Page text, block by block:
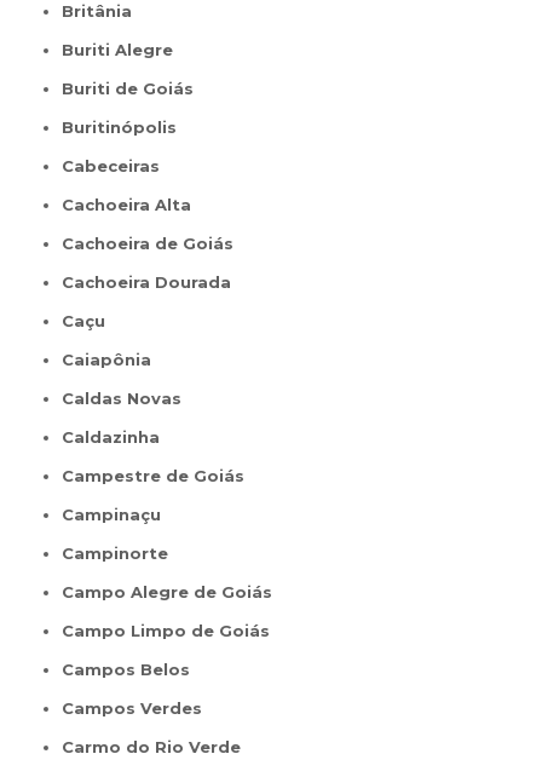
Britânia
Buriti Alegre
Buriti de Goiás
Buritinópolis
Cabeceiras
Cachoeira Alta
Cachoeira de Goiás
Cachoeira Dourada
Caçu
Caiapônia
Caldas Novas
Caldazinha
Campestre de Goiás
Campinaçu
Campinorte
Campo Alegre de Goiás
Campo Limpo de Goiás
Campos Belos
Campos Verdes
Carmo do Rio Verde